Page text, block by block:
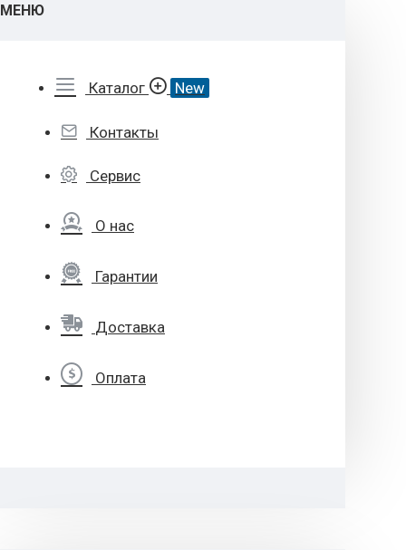
МЕНЮ
Каталог New
Контакты
Сервис
О нас
Гарантии
Доставка
Оплата